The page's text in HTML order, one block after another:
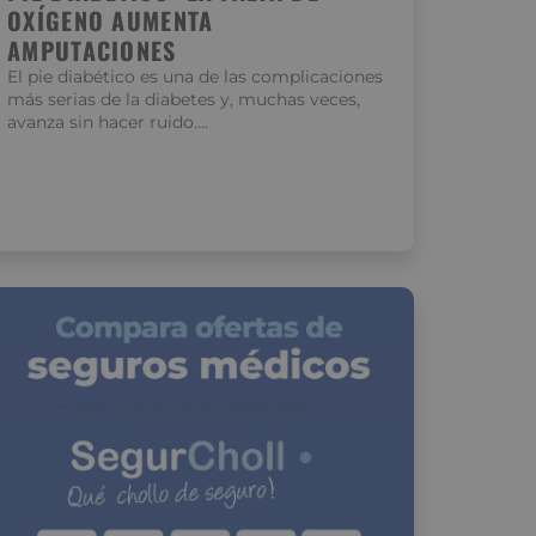
OXÍGENO AUMENTA
AMPUTACIONES
El pie diabético es una de las complicaciones
más serias de la diabetes y, muchas veces,
avanza sin hacer ruido….